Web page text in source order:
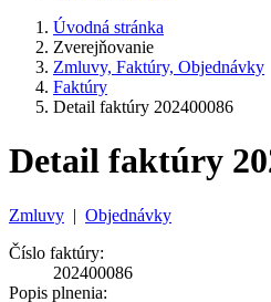
Úvodná stránka
Zverejňovanie
Zmluvy, Faktúry, Objednávky
Faktúry
Detail faktúry 202400086
Detail faktúry
Zmluvy | Objednávky
Číslo faktúry:
202400086
Popis plnenia: